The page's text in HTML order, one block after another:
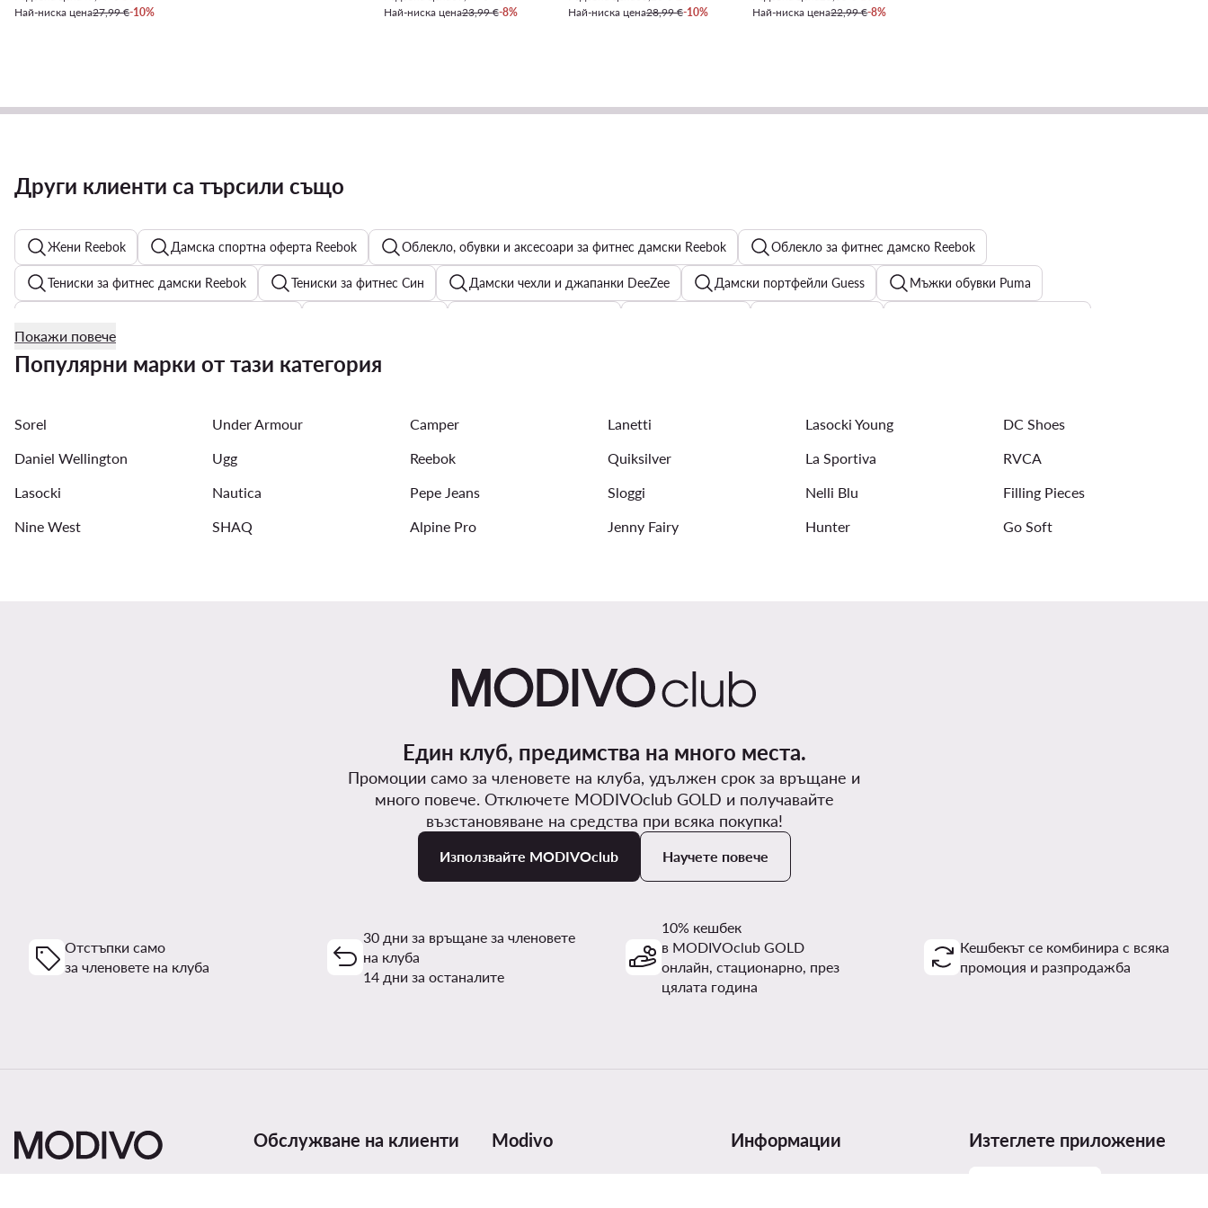
Най-ниска цена27,99 €-10%
Най-ниска цена23,99 €-8%
Най-ниска цена28,99 €-10%
Най-ниска цена22,99 €-8%
Други клиенти са търсили също
Жени Reebok Дамска спортна оферта Reebok Облекло, обувки и аксесоари за фитнес дамски Reebok Облекло за фитнес дамско Reebok
Тениски за фитнес дамски Reebok Тениски за фитнес Син Дамски чехли и джапанки DeeZee Дамски портфейли Guess Мъжки обувки Puma
Дамски чанти - Beverly Hills Polo Club
Покажи повече
Популярни марки от тази категория
Sorel Under Armour Camper Lanetti Lasocki Young
DC Shoes
Daniel Wellington
Ugg Reebok Quiksilver La Sportiva
RVCA
Lasocki
Nautica Pepe Jeans Sloggi Nelli Blu
Filling Pieces
Nine West
SHAQ Alpine Pro Jenny Fairy Hunter Go Soft
Един клуб, предимства на много места.
Промоции само за членовете на клуба, удължен срок за връщане и
много повече. Отключете MODIVOclub GOLD и получавайте
възстановяване на средства при всяка покупка!
Използвайте MODIVOclub Научете повече
Отстъпки само
за членовете на клуба
30 дни за връщане за членовете
на клуба
14 дни за останалите
10% кешбек
в MODIVOclub GOLD
онлайн, стационарно, през
цялата година
Кешбекът се комбинира с всяка
промоция и разпродажба
Обслужване на клиенти Modivo Информации Изтеглете приложение